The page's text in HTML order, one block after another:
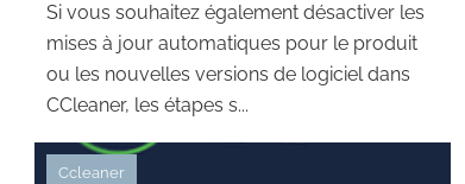
Si vous souhaitez également désactiver les
mises à jour automatiques pour le produit
ou les nouvelles versions de logiciel dans
CCleaner, les étapes s...
Ccleaner